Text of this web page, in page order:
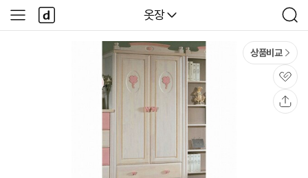
다나와
옷장
검
색
사
이
다
나
와
상품비교
관
심